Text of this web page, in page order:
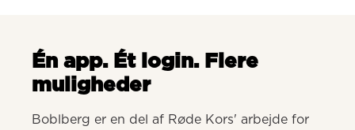
Én app. Ét login. Flere
muligheder
Boblberg er en del af Røde Kors' arbejde for